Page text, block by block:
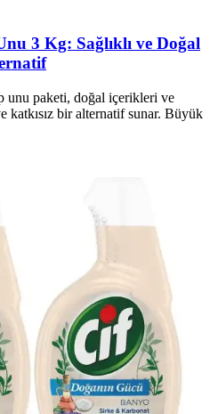
3 Kg: Sağlıklı ve Doğal
unu paketi, doğal içerikleri ve
katkısız bir alternatif sunar. Büyük